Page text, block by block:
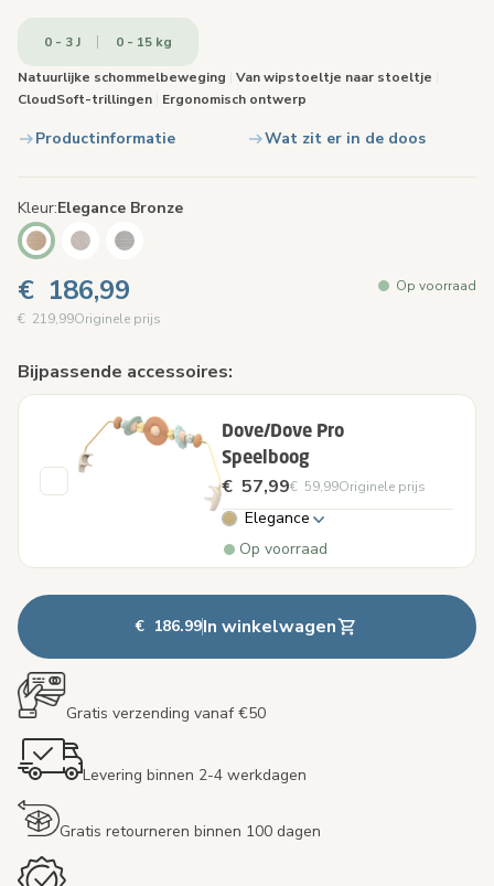
0 - 3 J
0 - 15 kg
Natuurlijke schommelbeweging
Van wipstoeltje naar stoeltje
CloudSoft-trillingen
Ergonomisch ontwerp
Productinformatie Wat zit er in de doos
Kleur Elegance Bronze
€ 186,99
€ 219,99Originele prijs
Op voorraad
Bijpassende accessoires:
Dove/Dove Pro
Speelboog
€ 57,99€ 59,99Originele prijs
Elegance
Op voorraad
€ 186.99In winkelwagen
Gratis verzending vanaf €50
Levering binnen 2-4 werkdagen
Gratis retourneren binnen 100 dagen